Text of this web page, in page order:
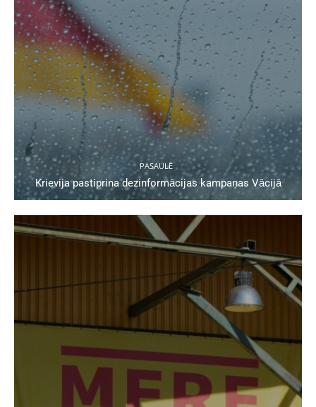
PASAULĒ
Krievija pastiprina dezinformācijas kampaņas Vācijā